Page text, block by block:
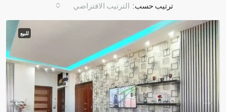
ترتيب حسب: الترتيب الافتراضي
للبيع